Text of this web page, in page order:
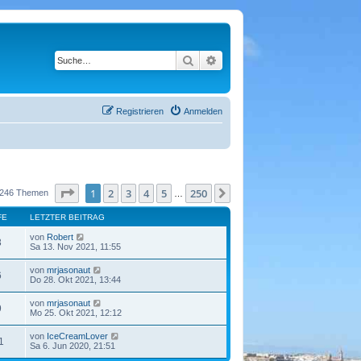
Suche Erweiterte Suche
Anmelden
Registrieren
Themen Seite von250
1 2 3 4 5 250
LETZTER BEITRAG
von Robert
Sa 13. Nov 2021, 11:55
von mrjasonaut
Do 28. Okt 2021, 13:44
von mrjasonaut
Mo 25. Okt 2021, 12:12
von IceCreamLover
Sa 6. Jun 2020, 21:51